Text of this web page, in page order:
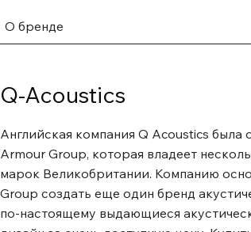
О бренде
Q-Acoustics
Английская компания Q Acoustics
Armour Group, которая владеет
марок Великобритании. Компанию
Group создать еще один бренд
по-настоящему выдающиеся